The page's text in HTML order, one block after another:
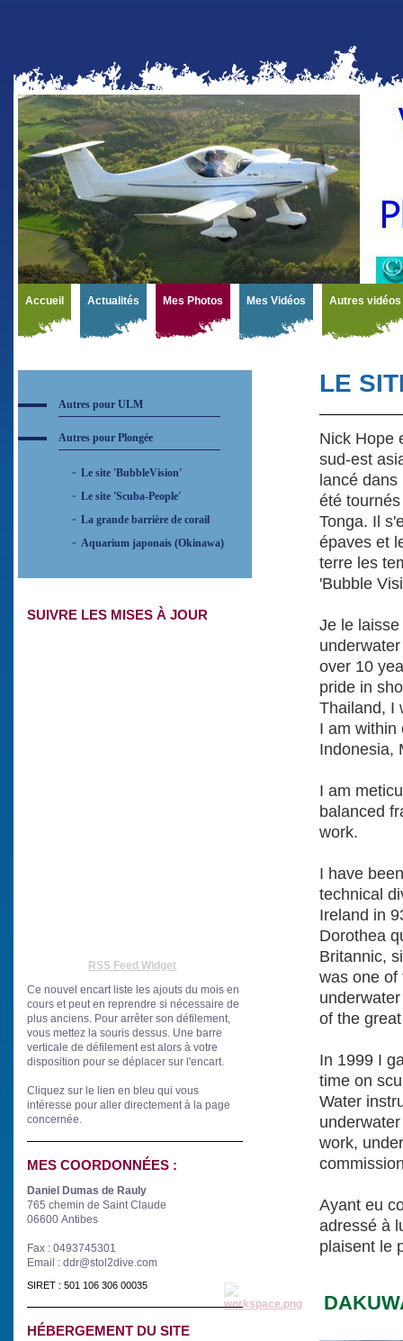
Accueil Actualités Mes Photos Mes Vidéos Autres vidéos
Autres pour ULM
Autres pour Plongée
Le site 'BubbleVision'
Le site 'Scuba-People'
La grande barrière de corail
Aquarium japonais (Okinawa)
SUIVRE LES MISES À JOUR
RSS Feed Widget
Ce nouvel encart liste les ajouts du mois en
cours et peut en reprendre si nécessaire de
plus anciens. Pour arrêter son défilement,
vous mettez la souris dessus. Une barre
verticale de défilement est alors à votre
disposition pour se déplacer sur l'encart.
Cliquez sur le lien en bleu qui vous
intéresse pour aller directement à la page
concernée.
MES COORDONNÉES :
Daniel Dumas de Rauly
765 chemin de Saint Claude
06600 Antibes
Fax : 0493745301
Email : ddr@stol2dive.com
SIRET : 501 106 306 00035
HÉBERGEMENT DU SITE
LE
Nick Hope
sud-est
lancé
été
Tonga. Il
épaves et
terre les
'Bubble
Je le
over 10
pride in
Thailand, I
I am within
Indonesia,
I am
balanced
work.
I have
technical
Ireland in
Dorothea
Britannic,
was one of
of the
In 1999 I
time on
Water
work,
Ayant eu
adressé à
plaisent le